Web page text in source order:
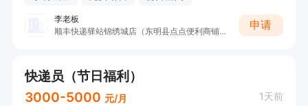
李老板
顺丰快递驿站锦绣城店（东明县点点便利商铺）
申请
快递员（节日福利）
3000-5000 元/月 1天前